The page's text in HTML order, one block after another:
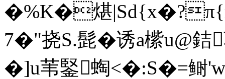
�%K�煁
7�" 挠S.髭�诱a橴u@
�]u苇鋻蜪<�:S�=鲥'